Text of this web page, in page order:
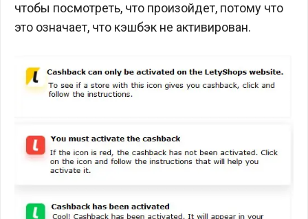
чтобы посмотреть, что произойдет, потому что
это означает, что кэшбэк не активирован.